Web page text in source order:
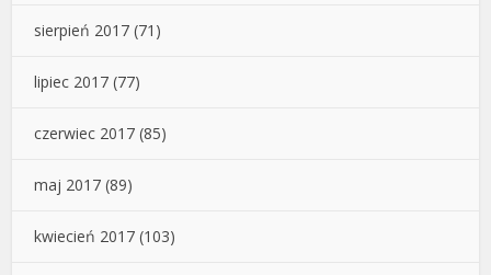
sierpień 2017 (71)
lipiec 2017 (77)
czerwiec 2017 (85)
maj 2017 (89)
kwiecień 2017 (103)